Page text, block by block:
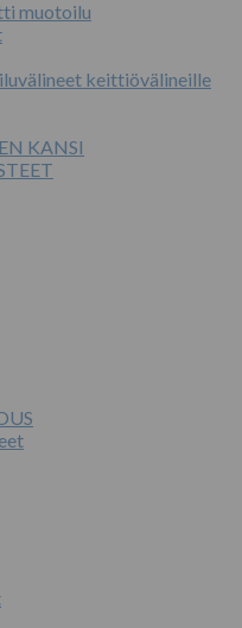
muotoilu
keittiövälineille
KANSI